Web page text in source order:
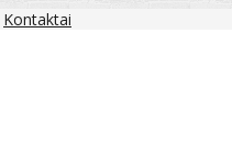
Kontaktai